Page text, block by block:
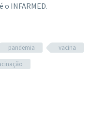
o INFARMED.
pandemia
vacina